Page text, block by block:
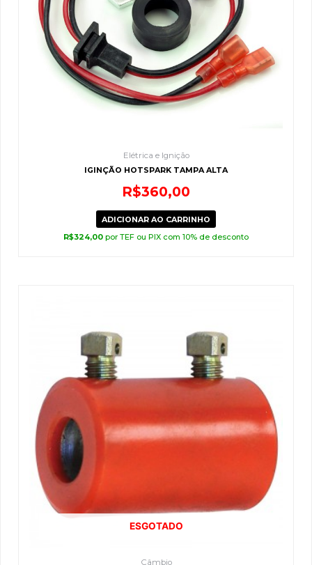
Elétrica e Ignição
IGINÇÃO HOTSPARK TAMPA ALTA
R$360,00
ADICIONAR AO CARRINHO
R$324,00 por TEF ou PIX com 10% de desconto
ESGOTADO
Câmbio